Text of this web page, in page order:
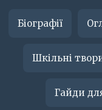
Біографії
Шкільні
Гайди